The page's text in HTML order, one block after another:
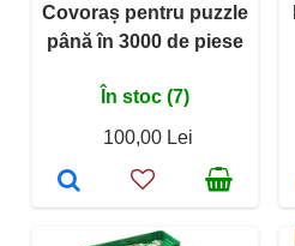
Covoraș pentru puzzle
până în 3000 de piese
În stoc (7)
100,00 Lei